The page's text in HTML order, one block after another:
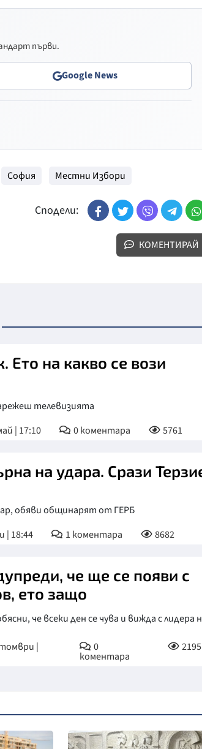
първи.
Google News
София Местни Избори
Сподели:
КОМЕНТИРАЙ
Ето на какво се вози
телевизията
| 17:10 0коментара 5761
на удара. Срази
обяви общинарят от ГЕРБ
| 18:44 1 коментара 8682
че ще се появи с
ето защо
че всеки ден се чува и вижда с лидера
| 0
коментара
2195